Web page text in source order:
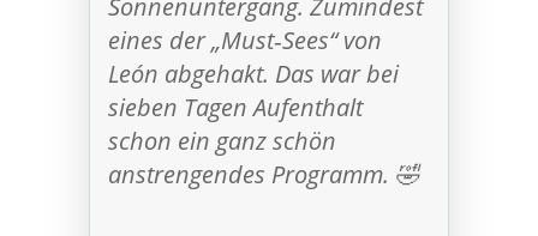
Sonnenuntergang. Zumindest
eines der „Must‑Sees“ von
León abgehakt. Das war bei
sieben Tagen Aufenthalt
schon ein ganz schön
anstrengendes Programm. 🤣